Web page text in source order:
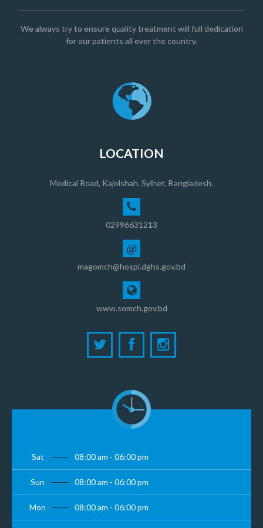
We always try to ensure quality treatment will full dedication
for our patients all over the country.
LOCATION
Medical Road, Kajolshah, Sylhet, Bangladesh.
02996631213
@
magomch@hospi.dghs.gov.bd
www.somch.gov.bd
Sat 08:00 am - 06:00 pm
Sun 08:00 am - 06:00 pm
Mon 08:00 am - 06:00 pm